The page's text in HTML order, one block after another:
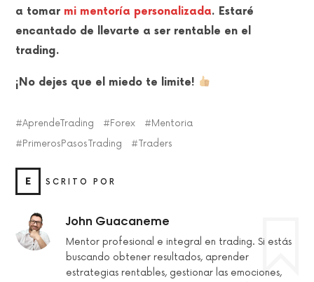
a tomar mi mentoría personalizada. Estaré
encantado de llevarte a ser rentable en el
trading.
¡No dejes que el miedo te limite!
AprendeTrading Forex
Mentoria
PrimerosPasosTrading
Traders
E SCRITO POR
John Guacaneme
Mentor profesional e integral en trading. Si estás
buscando obtener resultados, aprender
estrategias rentables, gestionar las emociones,